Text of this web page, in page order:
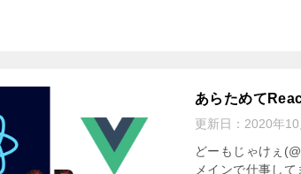
あらためて
更新日： 2020年10
どーもじゃけぇ
メインで仕事し